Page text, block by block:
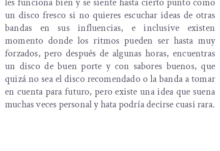
un disco fresco si no quieres escuchar ideas de otras
bandas en sus influencias, e inclusive existen
momento donde los ritmos pueden ser hasta muy
forzados, pero después de algunas horas, encuentras
un disco de buen porte y con sabores buenos, que
quizá no sea el disco recomendado o la banda a tomar
en cuenta para futuro, pero existe una idea que suena
muchas veces personal y hata podría decirse cuasi rara.